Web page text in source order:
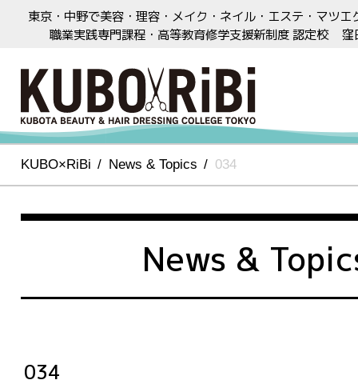
東京・中野で美容・理容・メイク・ネイル・エステ・マツエ
職業実践専門課程・高等教育修学支援新制度 認定校
窪
KUBO×RiBi News & Topics 034
News &
034